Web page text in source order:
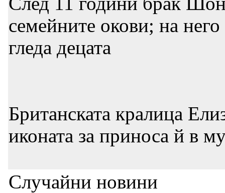
семейните окови; на
гледа децата
Британската кралица
иконата за приноса й в
Случайни новини